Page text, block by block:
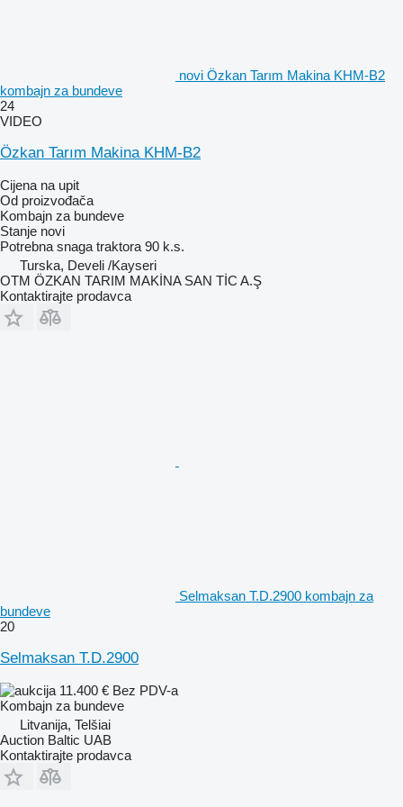
novi Özkan Tarım Makina KHM-B2
kombajn za bundeve
24
VIDEO
Özkan Tarım Makina KHM-B2
Cijena na upit
Od proizvođača
Kombajn za bundeve
Stanje novi
Potrebna snaga traktora 90 k.s.
Turska, Develi /Kayseri
OTM ÖZKAN TARIM MAKİNA SAN TİC A.Ş
Kontaktirajte prodavca
Selmaksan T.D.2900 kombajn za
bundeve
20
Selmaksan T.D.2900
11.400 € Bez PDV-a
Kombajn za bundeve
Litvanija, Telšiai
Auction Baltic UAB
Kontaktirajte prodavca